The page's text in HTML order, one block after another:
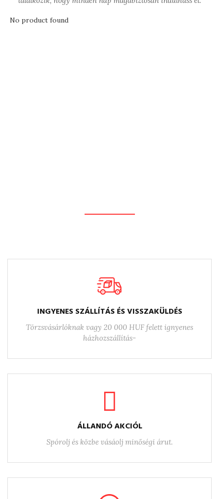
No product found
INGYENES SZÁLLÍTÁS ÉS VISSZAKÜLDÉS
Törzsvásárlóknak vagy 20 000 HUF felett ignyenes
házhozszállítás-
ÁLLANDÓ AKCIÓL
Spórolj és közbe vásáolj minőségi árut.